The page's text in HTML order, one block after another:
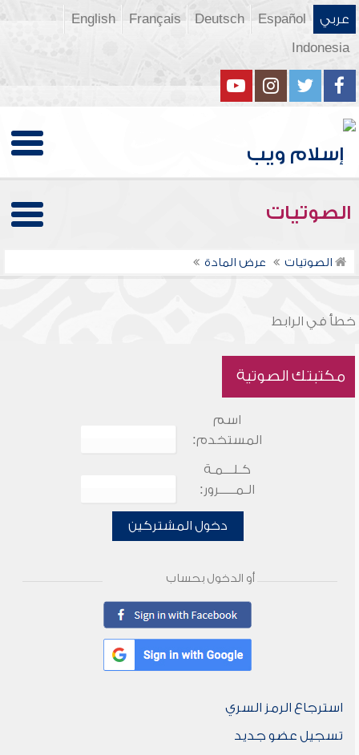
عربي Español
Deutsch
Français
English
Indonesia
الصوتيات
الصوتيات عرض المادة
خطأ في الرابط
مكتبتك الصوتية
اسم
المستخدم:
كـلـــمـة
الـمـــــرور:
دخول المشتركين
أو الدخول بحساب
استرجاع الرمز السري
تسجيل عضو جديد